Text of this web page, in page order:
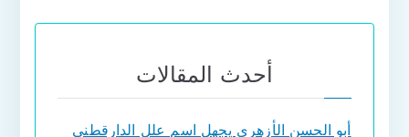
أحدث المقالات
أبو الحسن الأزهري يجهل اسم علل الدارقطني